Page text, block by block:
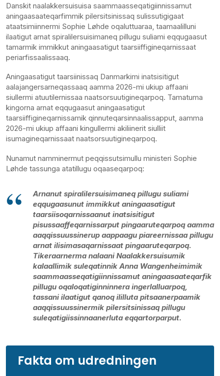
Danskit naalakkersuisuisa saammaasseqatigiinnissamut
aningaasaateqarfimmik pilersitsinissaq sulissutigigaat
ataatsimiinnermi Sophie Løhde oqaluttuaraa, taamaalilluni
ilaatigut arnat spiralilersuisimaneq pillugu suliami eqqugaasut
tamarmik immikkut aningaasatigut taarsiiffigineqarnissaat
periarfissaalissaaq.
Aningaasatigut taarsiinissaq Danmarkimi inatsisitigut
aalajangersarneqassaaq aamma 2026-mi ukiup affaani
siullermi atuutilernissaa naatsorsuutigineqarpoq. Tamatuma
kingorna arnat eqqugaasut aningaasatigut
taarsiiffigineqarnissamik qinnuteqarsinnaalissapput, aamma
2026-mi ukiup affaani kingullermi akiliinerit siulliit
isumagineqarnissaat naatsorsuutigineqarpoq.
Nunamut namminermut peqqissutsimullu ministeri Sophie
Løhde tassunga atatillugu oqaaseqarpoq:
Arnanut spiralilersuisimaneq pillugu suliami
eqqugaasunut immikkut aningaasatigut
taarsiisoqarnissaanut inatsisitigut
pisussaaffeqarnissarput pingaaruteqarpoq aamma
aaqqissuussinerup aappaagu piareernissaa pillugu
arnat ilisimasaqarnissaat pingaaruteqarpoq.
Tikeraarnerma nalaani Naalakkersuisumik
kalaallimik suleqatinnik Anna Wangenheimimik
saammaasseqatigiinnissamut aningaasaateqarfik
pillugu oqaloqatiginninnera ingerlalluarpoq,
tassani ilaatigut qanoq ililluta pitsaanerpaamik
aaqqissuussinermik pilersitsinissaq pillugu
suleqatigiissinnaanerluta eqqartorparput.
Fakta om udredningen